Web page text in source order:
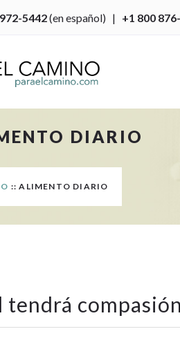
5442(en español) | +1 800
DIARIO
:: ALIMENTO DIARIO
tendrá compasión